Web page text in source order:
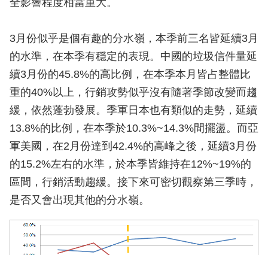
全影響程度相當重大。
3月份似乎是個有趣的分水嶺，本季前三名皆延續3月
的水準，在本季有穩定的表現。中國的垃圾信件量延
續3月份的45.8%的高比例，在本季本月皆占整體比
重的40%以上，行銷攻勢似乎沒有隨著季節改變而趨
緩，依然蓬勃發展。季軍日本也有類似的走勢，延續
13.8%的比例，在本季於10.3%~14.3%間擺盪。而亞
軍美國，在2月份達到42.4%的高峰之後，延續3月份
的15.2%左右的水準，於本季皆維持在12%~19%的
區間，行銷活動趨緩。接下來可密切觀察第三季時，
是否又會出現其他的分水嶺。